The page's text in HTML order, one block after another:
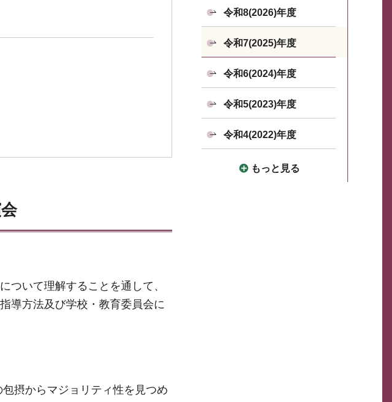
ついて理解することを通して、
導方法及び学校・教育委員会に
摂からマジョリティ性を見つめ
令和8(2026)年度
令和7(2025)年度
令和6(2024)年度
令和5(2023)年度
令和4(2022)年度
もっと見る